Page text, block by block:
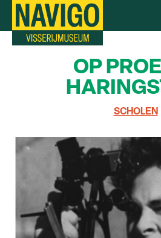
Direkt
Inhalt
OP
SCHOLEN